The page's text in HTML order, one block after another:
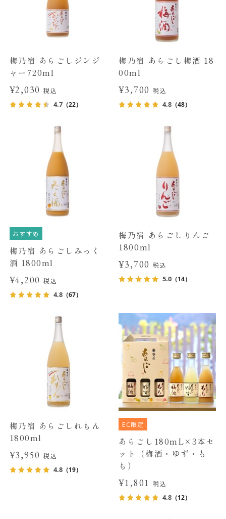
梅乃宿 あらごしジンジ
ャー720ml
¥2,030税込
4.7（22）
梅乃宿 あらごし梅酒 18
00ml
¥3,700 税込
4.8 （48）
おすすめ
梅乃宿 あらごしみっく
酒 1800ml
¥4,200税込
4.8（67）
梅乃宿 あらごしりんご
1800ml
¥3,700 税込
5.0 （14）
梅乃宿 あらごしれもん
1800ml
¥3,950税込
4.8（19）
EC限定
あらごし180mL×3本セ
ット（梅酒・ゆず・も
も）
¥1,801 税込
4.8 （12）